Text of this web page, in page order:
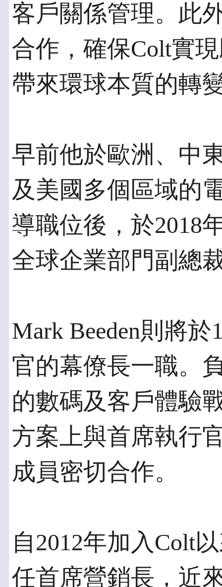
客戶關係管理。此
合作，確保Colt實
帶來環球本質的轉
早前他於歐洲、中
及美國多個區域的
導職位後，於2018
全球企業部門副總
Mark Beeden則將
官的幕僚長一職。
的數碼及客戶體驗
方案上與首席執行
成員密切合作。
自2012年加入Colt
任首席營銷長，近